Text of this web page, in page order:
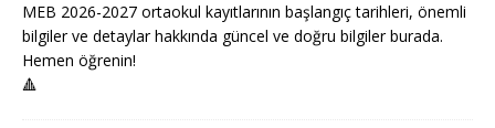
MEB 2026-2027 ortaokul kayıtlarının başlangıç tarihleri, önemli
bilgiler ve detaylar hakkında güncel ve doğru bilgiler burada.
Hemen öğrenin!
🔺